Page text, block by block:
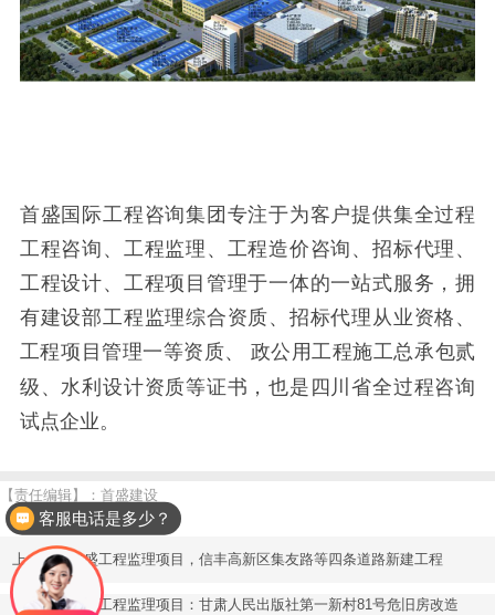
首盛国际工程咨询集团专注于为客户提供集全过程
工程咨询、工程监理、工程造价咨询、招标代理、
工程设计、工程项目管理于一体的一站式服务，拥
有建设部工程监理综合资质、招标代理从业资格、
工程项目管理一等资质、
政公用工程施工总承包贰
级、水利设计资质等证书，也是四川省全过程咨询
试点企业。
【责任编辑】：首盛建设
【版权所有】：m.ssgj99.cn
上一篇：首盛工程监理项目，信丰高新区集友路等四条道路新建工程
首盛工程监理项目：甘肃人民出版社第一新村81号危旧房改造
客服电话是多少？